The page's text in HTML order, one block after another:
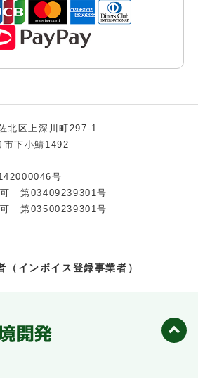
北区上深川町297-1
市下小鯖1492
号
可 第03409239301号
可 第03500239301号
（インボイス登録事業者）